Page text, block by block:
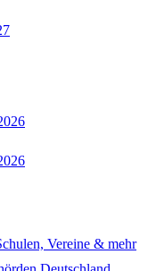
Vereine & mehr